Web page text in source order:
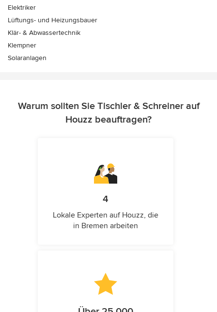
Elektriker
Lüftungs- und Heizungsbauer
Klär- & Abwassertechnik
Klempner
Solaranlagen
Warum sollten Sie Tischler & Schreiner auf
Houzz beauftragen?
4
Lokale Experten auf Houzz, die
in Bremen arbeiten